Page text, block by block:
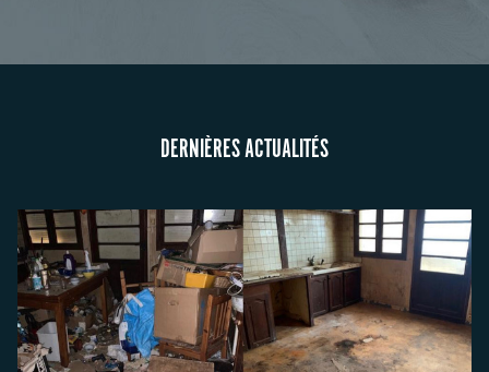
DERNIÈRES ACTUALITÉS